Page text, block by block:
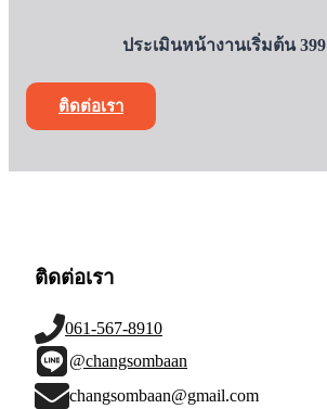
ประเมินหน้างานเริ่มต้น
ติดต่อเรา
ติดต่อเรา
061-567-8910
@changsombaan
changsombaan@gmail.com